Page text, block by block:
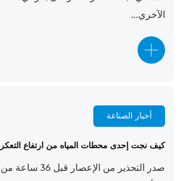
الآخري...
أخبار الصناعة
كيف نجت إحدى محطات المياه من ارتفاع التعكر
صدر التحذير من